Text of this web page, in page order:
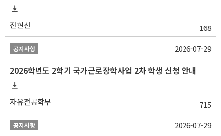
전현선 168
공지사항
2026학년도 2학기 국가근로장학사업 2차 학생 신청 안내
자유전공학부 715
2026-07-29
공지사항 2026-07-29